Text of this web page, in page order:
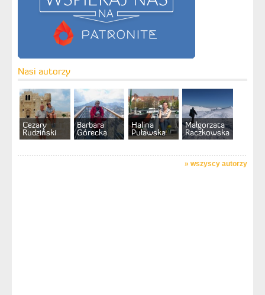
Nasi autorzy
Cezary
Rudziński
Barbara
Górecka
Halina
Puławska
Małgorzata
Raczkowska
» wszyscy autorzy